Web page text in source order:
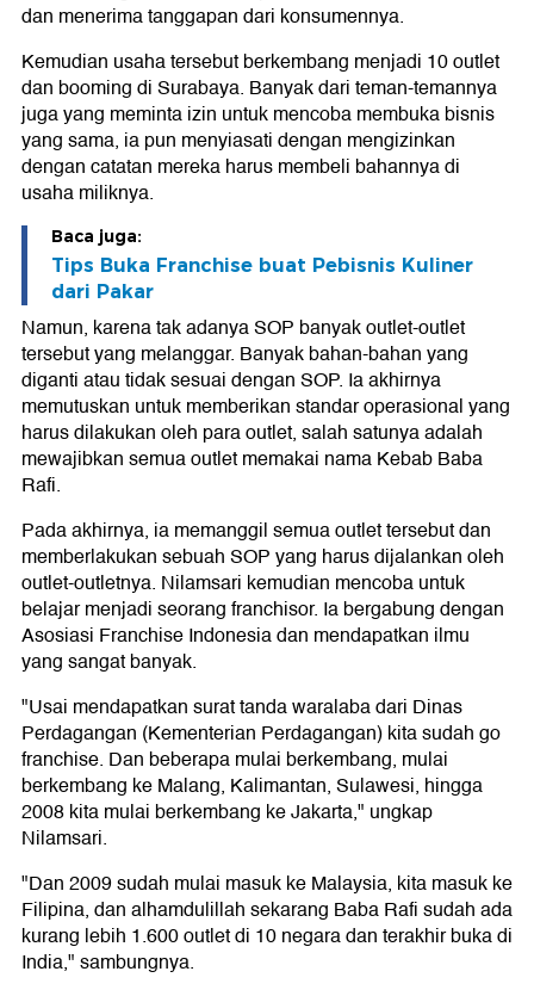
dan menerima tanggapan dari konsumennya.
Kemudian usaha tersebut berkembang menjadi 10 outlet
dan booming di Surabaya. Banyak dari teman-temannya
juga yang meminta izin untuk mencoba membuka bisnis
yang sama, ia pun menyiasati dengan mengizinkan
dengan catatan mereka harus membeli bahannya di
usaha miliknya.
Baca juga:
Tips Buka Franchise buat Pebisnis Kuliner
dari Pakar
Namun, karena tak adanya SOP banyak outlet-outlet
tersebut yang melanggar. Banyak bahan-bahan yang
diganti atau tidak sesuai dengan SOP. Ia akhirnya
memutuskan untuk memberikan standar operasional yang
harus dilakukan oleh para outlet, salah satunya adalah
mewajibkan semua outlet memakai nama Kebab Baba
Rafi.
Pada akhirnya, ia memanggil semua outlet tersebut dan
memberlakukan sebuah SOP yang harus dijalankan oleh
outlet-outletnya. Nilamsari kemudian mencoba untuk
belajar menjadi seorang franchisor. Ia bergabung dengan
Asosiasi Franchise Indonesia dan mendapatkan ilmu
yang sangat banyak.
"Usai mendapatkan surat tanda waralaba dari Dinas
Perdagangan (Kementerian Perdagangan) kita sudah go
franchise. Dan beberapa mulai berkembang, mulai
berkembang ke Malang, Kalimantan, Sulawesi, hingga
2008 kita mulai berkembang ke Jakarta," ungkap
Nilamsari.
"Dan 2009 sudah mulai masuk ke Malaysia, kita masuk ke
Filipina, dan alhamdulillah sekarang Baba Rafi sudah ada
kurang lebih 1.600 outlet di 10 negara dan terakhir buka di
India," sambungnya.